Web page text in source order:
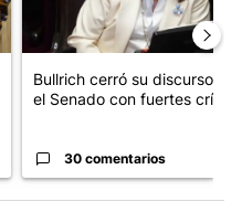
Bullrich cerró su discurso en
el Senado con fuertes crí...
30 comentarios